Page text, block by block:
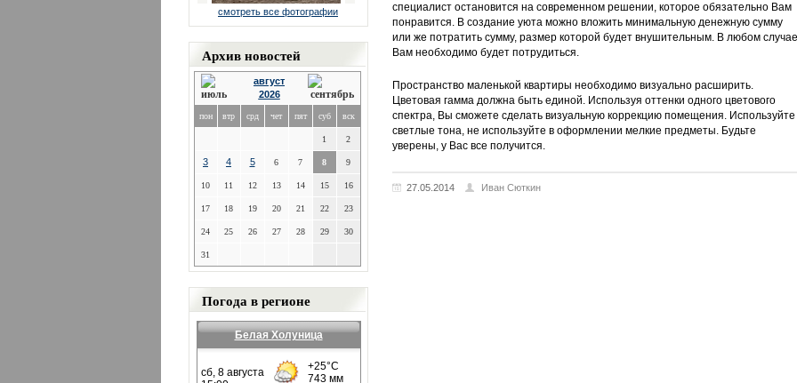
смотреть все фотографии
Архив новостей
август
2026
пон втр срд чет пят суб вск
1 2
3 4 5 6 7 8 9
10 11 12 13 14 15 16
17 18 19 20 21 22 23
24 25 26 27 28 29 30
31
Погода в регионе
Белая Холуница
специалист остановится на современном решении, которое обязательно Вам
понравится. В создание уюта можно вложить минимальную денежную сумму
или же потратить сумму, размер которой будет внушительным. В любом случае
Вам необходимо будет потрудиться.
Пространство маленькой квартиры необходимо визуально расширить.
Цветовая гамма должна быть единой. Используя оттенки одного цветового
спектра, Вы сможете сделать визуальную коррекцию помещения. Используйте
светлые тона, не используйте в оформлении мелкие предметы. Будьте
уверены, у Вас все получится.
27.05.2014 Иван Сюткин